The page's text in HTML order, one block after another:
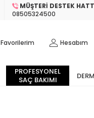
MÜŞTERI DESTEK
08505324500
Favorilerim Hesabım
PROFESYONEL
SAÇ BAKIMI